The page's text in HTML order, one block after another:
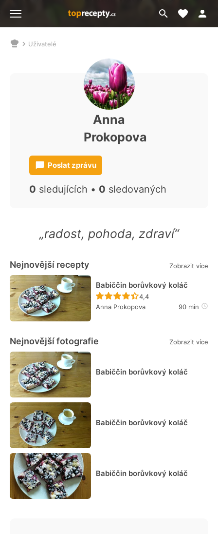
Přejít
na
Moje
NacházíteUživatelé
Anna
Prokopova
Poslat zprávu
0 sledujících • 0 sledovaných
„radost, pohoda, zdraví“
Nejnovější recepty Zobrazit více
Babiččin borůvkový koláč
Recept ještě nebyl
4,4
Anna Prokopova
90 min
Nejnovější fotografie Zobrazit více
Babiččin borůvkový koláč
Babiččin borůvkový koláč
Babiččin borůvkový koláč